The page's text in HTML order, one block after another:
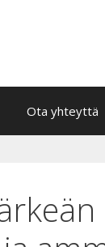
Ota yhteyttä